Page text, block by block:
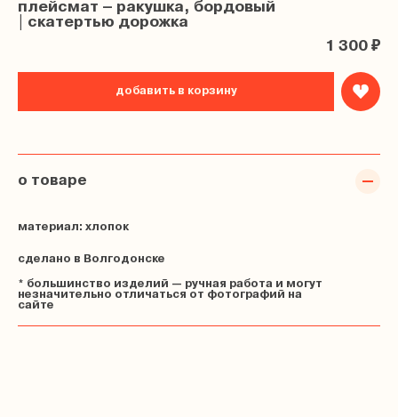
плейсмат – ракушка, бордовый
| скатертью дорожка
1 300 ₽
добавить в корзину
о товаре
материал: хлопок
сделано в Волгодонске
* большинство изделий — ручная работа и могут
незначительно отличаться от фотографий на
сайте